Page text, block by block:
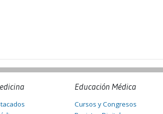
Educación Médica
Cursos y Congresos